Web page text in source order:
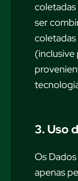
ser
(inclusive
3. Uso
Os
apenas